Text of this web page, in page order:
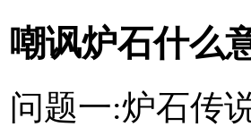
嘲讽炉石什么
问题一:炉石传